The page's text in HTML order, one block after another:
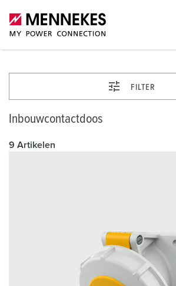
FILTER
Inbouwcontactdoos
9 Artikelen